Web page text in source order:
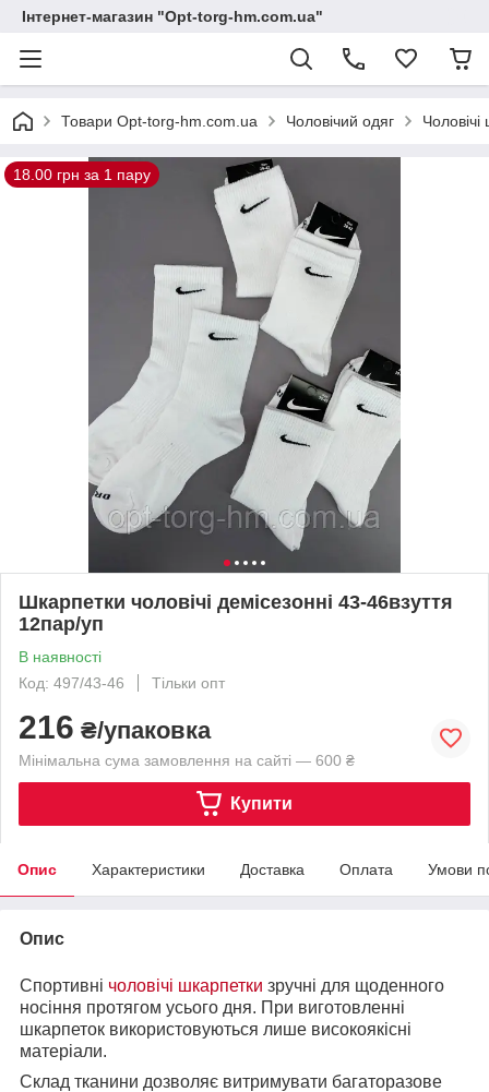
Інтернет-магазин "Opt-torg-hm.com.ua"
Товари Opt-torg-hm.com.ua Чоловічий одяг
18.00 грн за 1 пару
Шкарпетки чоловічі демісезонні 43-46взуття
12пар/уп
В наявності
Код: 497/43-46
Тільки опт
216 ₴/упаковка
Мінімальна сума замовлення на сайті — 600 ₴
Купити
Опис Характеристики Доставка Оплата Умови
Опис
Спортивні чоловічі шкарпетки зручні для щоденного
носіння протягом усього дня. При виготовленні
шкарпеток використовуються лише високоякісні
матеріали.
Склад тканини дозволяє витримувати багаторазове